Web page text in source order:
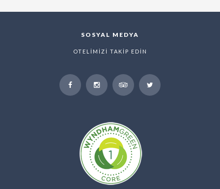
SOSYAL MEDYA
OTELİMİZİ TAKİP EDİN